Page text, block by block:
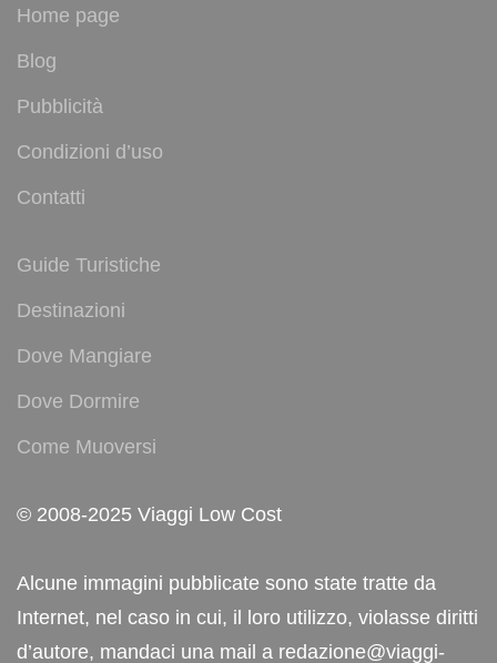
Home page
Blog
Pubblicità
Condizioni d’uso
Contatti
Guide Turistiche
Destinazioni
Dove Mangiare
Dove Dormire
Come Muoversi
© 2008-2025 Viaggi Low Cost
Alcune immagini pubblicate sono state tratte da
Internet, nel caso in cui, il loro utilizzo, violasse diritti
d’autore, mandaci una mail a redazione@viaggi-